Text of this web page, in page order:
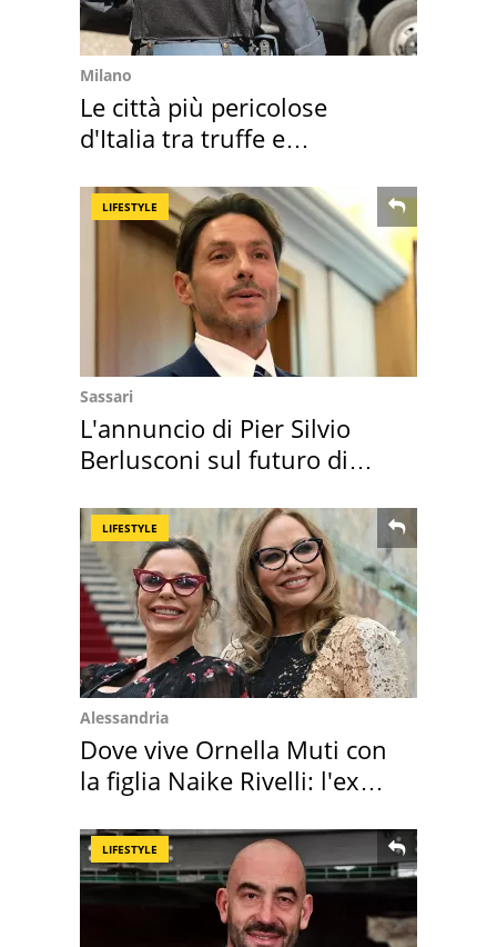
Milano
Le città più pericolose
d'Italia tra truffe e
LIFESTYLE
Sassari
L'annuncio di Pier Silvio
Berlusconi sul futuro di
LIFESTYLE
Alessandria
Dove vive Ornella Muti con
la figlia Naike Rivelli: l'ex
LIFESTYLE